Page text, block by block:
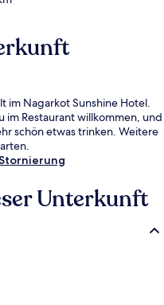
im Nagarkot Sunshine Hotel.
im Restaurant willkommen, und
schön etwas trinken. Weitere
Unterkunft